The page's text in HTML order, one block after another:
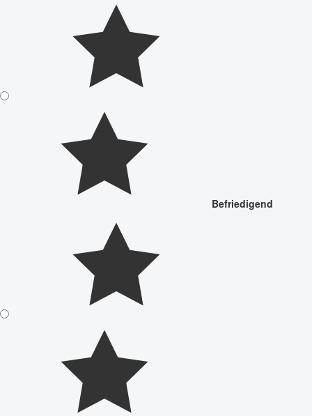
Befriedigend